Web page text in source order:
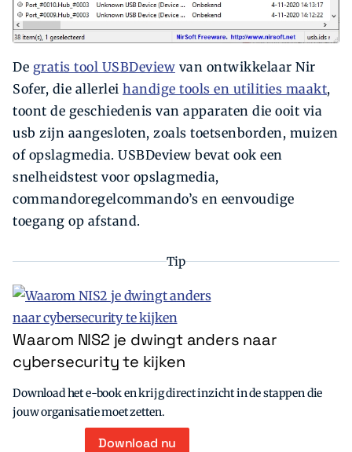
De gratis tool USBDeview van ontwikkelaar Nir
Sofer, die allerlei handige tools en utilities maakt,
toont de geschiedenis van apparaten die ooit via
usb zijn aangesloten, zoals toetsenborden, muizen
of opslagmedia. USBDeview bevat ook een
snelheidstest voor opslagmedia,
commandoregelcommando’s en eenvoudige
toegang op afstand.
Tip
Waarom NIS2 je dwingt anders naar
cybersecurity te kijken
Download het e-book en krijg direct inzicht in de stappen die
jouw organisatie moet zetten.
Download nu